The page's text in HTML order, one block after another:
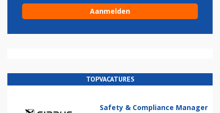
TOPVACATURES
Safety & Compliance Manager